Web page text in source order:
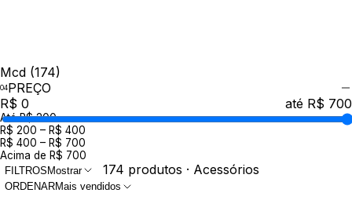
Mcd (174)
PREÇO
R$ 0
até R$ 700
Até R$ 200
R$ 200 – R$ 400
R$ 400 – R$ 700
Acima de R$ 700
FILTROS Mostrar 174 produtos · Acessórios
ORDENARMais vendidos